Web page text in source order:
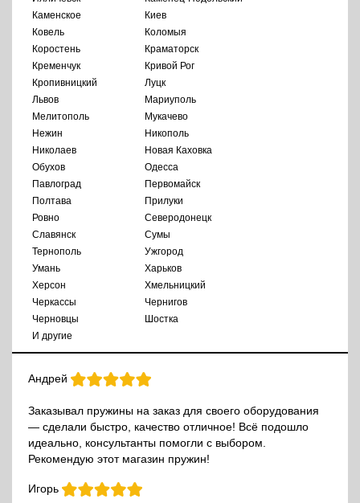
Каменское
Киев
Ковель
Коломыя
Коростень
Краматорск
Кременчук
Кривой Рог
Кропивницкий
Луцк
Львов
Мариуполь
Мелитополь
Мукачево
Нежин
Никополь
Николаев
Новая Каховка
Обухов
Одесса
Павлоград
Первомайск
Полтава
Прилуки
Ровно
Северодонецк
Славянск
Сумы
Тернополь
Ужгород
Умань
Харьков
Херсон
Хмельницкий
Черкассы
Чернигов
Черновцы
Шостка
И другие
Андрей
Заказывал пружины на заказ для своего оборудования
— сделали быстро, качество отличное! Всё подошло
идеально, консультанты помогли с выбором.
Рекомендую этот магазин пружин!
Игорь